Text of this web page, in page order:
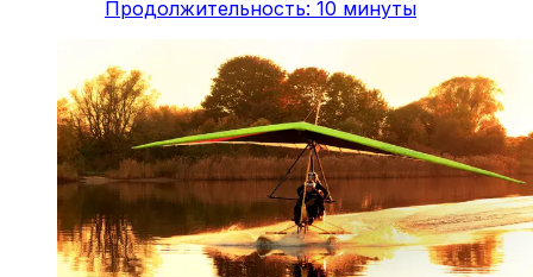
Продолжительность: 10 минуты